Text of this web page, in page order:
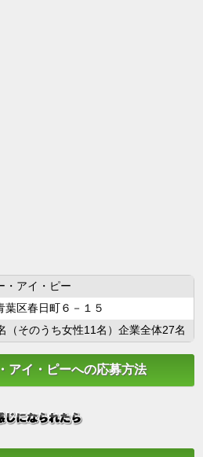
アイ・ピー
葉区春日町６－１５
（そのうち女性11名）企業全体27名
イ・ピーへの応募方法